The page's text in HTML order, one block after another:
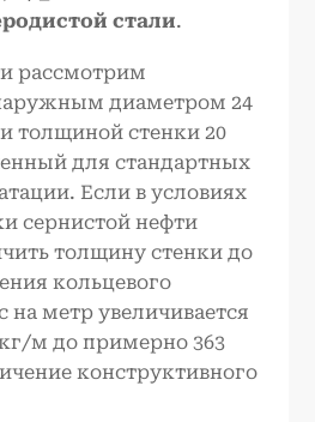
стали.
рассмотрим
диаметром 24
толщиной стенки 20
для стандартных
Если в условиях
сернистой нефти
толщину стенки до
кольцевого
на метр увеличивается
м до примерно 363
конструктивного